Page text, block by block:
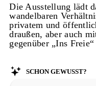
Die Ausstellung lädt
wandelbaren
privatem und
draußen, aber auch
gegenüber „Ins
Schon gewusst?